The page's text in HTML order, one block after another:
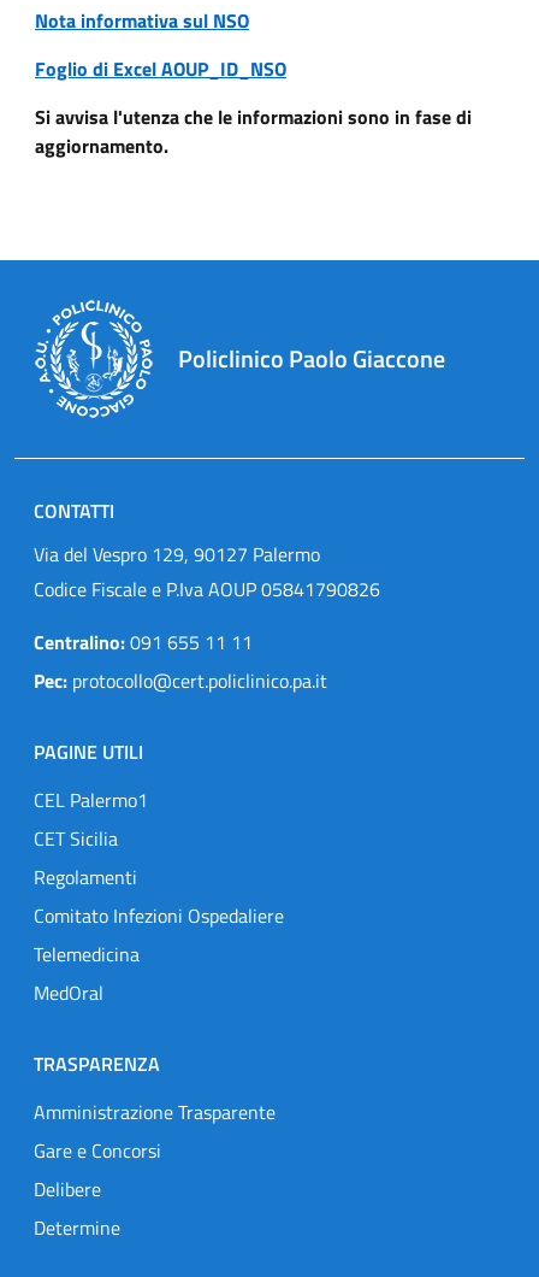
Nota informativa sul NSO
Foglio di Excel AOUP_ID_NSO
Si avvisa l'utenza che le informazioni sono in fase di
aggiornamento.
Policlinico Paolo Giaccone
CONTATTI
Via del Vespro 129, 90127 Palermo
Codice Fiscale e P.Iva AOUP 05841790826
Centralino:091 655 11 11
Pec: protocollo@cert.policlinico.pa.it
PAGINE UTILI
CEL Palermo1
CET Sicilia
Regolamenti
Comitato Infezioni Ospedaliere
Telemedicina
MedOral
TRASPARENZA
Amministrazione Trasparente
Gare e Concorsi
Delibere
Determine